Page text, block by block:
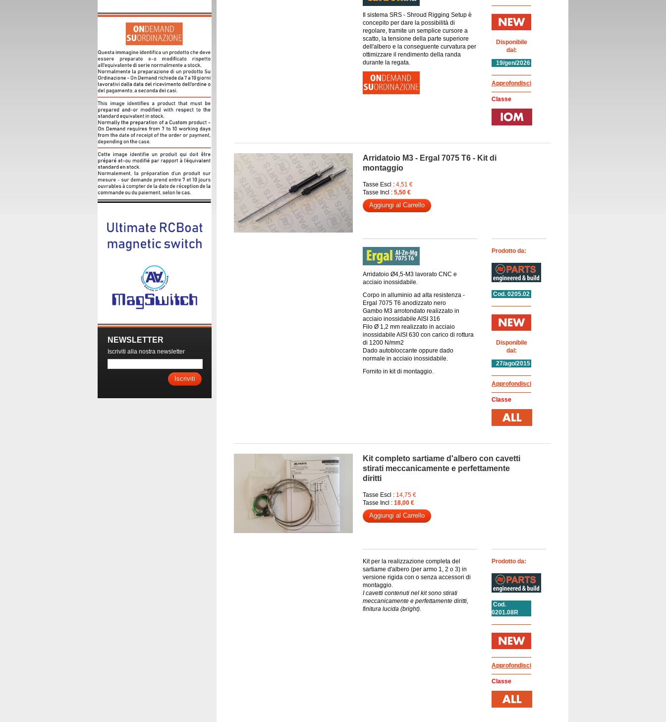
Il sistema SRS - Shroud Rigging Setup è
concepito per dare la possibilità di
regolare, tramite un semplice cursore a
scatto, la tensione della parte superiore
dell'albero e la conseguente curvatura per
ottimizzare il rendimento della randa
durante la regata.
Disponibile
dal:
19/gen/2026
Approfondisci
Classe
Arridatoio M3 - Ergal 7075 T6 - Kit di
montaggio
Tasse Escl : 4,51 €
Tasse Incl : 5,50 €
Aggiungi al Carrello
Arridatoio Ø4,5-M3 lavorato CNC e
acciaio inossidabile.
Corpo in alluminio ad alta resistenza -
Ergal 7075 T6 anodizzato nero
Gambo M3 arrotondato realizzato in
acciaio inossidabile AISI 316
Filo Ø 1,2 mm realizzato in acciaio
inossidabile AISI 630 con carico di rottura
di 1200 N/mm2
Dado autobloccante oppure dado
normale in acciaio inossidabile.
Fornito in kit di montaggio.
Prodotto da:
Cod. 0205.02
Disponibile
dal:
27/ago/2015
Approfondisci
Classe
Kit completo sartiame d'albero con cavetti
stirati meccanicamente e perfettamente
diritti
Tasse Escl : 14,75 €
Tasse Incl : 18,00 €
Aggiungi al Carrello
Kit per la realizzazione completa del
sartiame d'albero (per armo 1, 2 o 3) in
versione rigida con o senza accessori di
montaggio.
I cavetti contenuti nel kit sono stirati
meccanicamente e perfettamente diritti,
finitura lucida (bright).
Prodotto da:
Cod.
0201.08R
Approfondisci
Classe
NEWSLETTER
Iscriviti alla nostra newsletter
Iscriviti